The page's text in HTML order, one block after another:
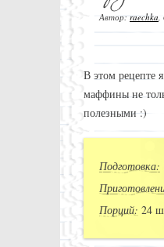
Автор: raechka,
В этом рецепте я
маффины не
полезными :)
Подготовка:
Порций: 24